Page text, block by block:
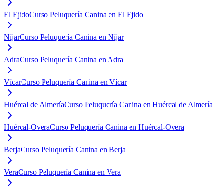
El EjidoCurso Peluquería Canina en El Ejido
NíjarCurso Peluquería Canina en Níjar
AdraCurso Peluquería Canina en Adra
VícarCurso Peluquería Canina en Vícar
Huércal de AlmeríaCurso Peluquería Canina en Huércal de Almería
Huércal-OveraCurso Peluquería Canina en Huércal-Overa
BerjaCurso Peluquería Canina en Berja
VeraCurso Peluquería Canina en Vera